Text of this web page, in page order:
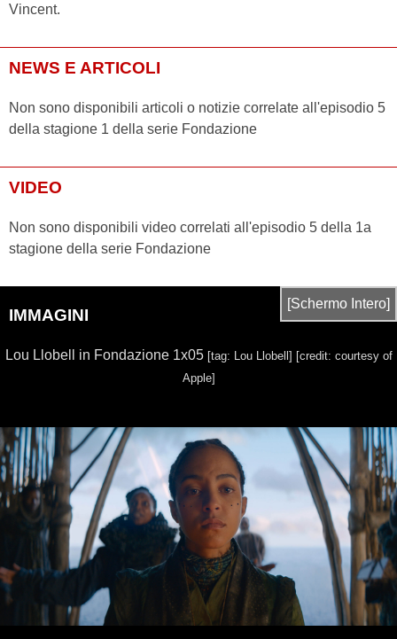
Vincent.
NEWS E ARTICOLI
Non sono disponibili articoli o notizie correlate all'episodio 5
della stagione 1 della serie Fondazione
VIDEO
Non sono disponibili video correlati all'episodio 5 della 1a
stagione della serie Fondazione
IMMAGINI
[Schermo Intero]
Lou Llobell in Fondazione 1x05 [tag: Lou Llobell] [credit: courtesy of
Apple]